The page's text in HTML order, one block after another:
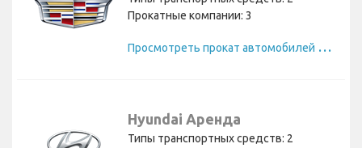
Прокатные компании: 3
П
росмотреть прокат автомобилей Cadillac
Hyundai Аренда
Типы транспортных средств: 2